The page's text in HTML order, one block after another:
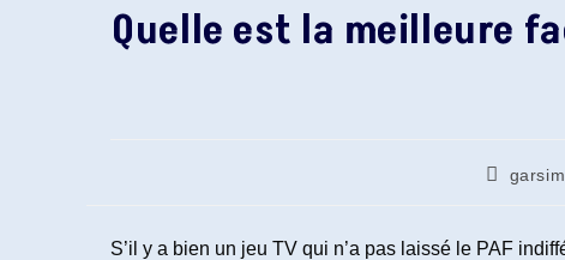
Quelle est la meilleure
Auteur/
S’il y a bien un jeu TV qui n’a pas laissé le PAF